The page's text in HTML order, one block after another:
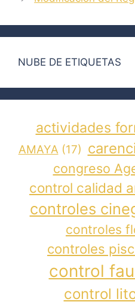
NUBE DE ETIQUETAS
actividades
AMAYA (17)
congreso
control calidad
controles
controles
controles
control
control